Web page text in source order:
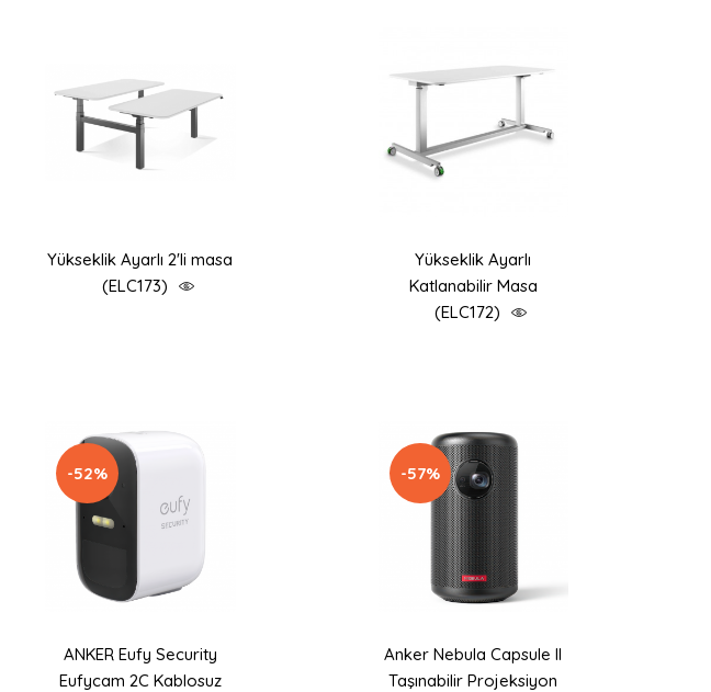
Yükseklik Ayarlı 2'li masa
(ELC173)
Yükseklik Ayarlı
Katlanabilir Masa
(ELC172)
-52%
ANKER Eufy Security
Eufycam 2C Kablosuz
-57%
Anker Nebula Capsule II
Taşınabilir Projeksiyon